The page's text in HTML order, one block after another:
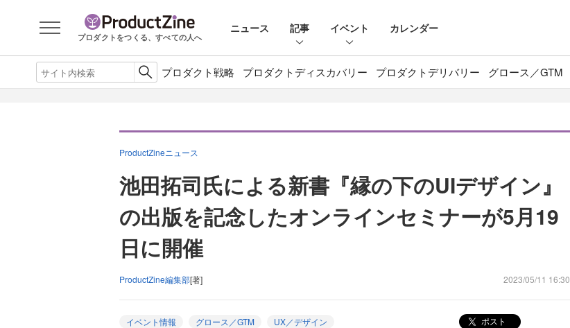
プロダクトをつくる、すべての人へ
ニュース 記事 イベント カレンダー
プロダクト戦略 プロダクトディスカバリー プロダクトデリバリー グロース／GTM
ProductZineニュース
池田拓司氏による新書『縁の下のUIデザイン』
の出版を記念したオンラインセミナーが5月19
日に開催
ProductZine編集部[著] 2023/05/11 16:30
イベント情報 グロース／GTM UX／デザイン ポスト